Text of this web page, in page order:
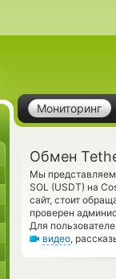
Мониторинг
Обмен
Мы представляем
SOL (USDT) на
сайт, стоит
проверен
Для
видео,